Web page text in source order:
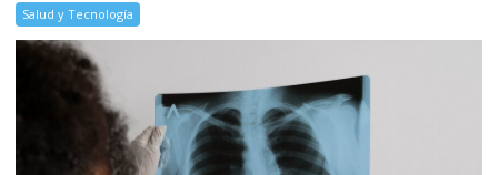
Salud y Tecnología